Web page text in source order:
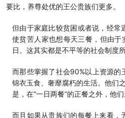
要比，养尊处优的王公贵族们更多。
但由于家庭比较贫困或者说，经常
使贫苦人家也想每天三餐，但由于
日。这其实都是不平等的社会制度
而那些掌握了社会90%以上资源的
锦衣玉食、奢靡腐朽的生活。他们
是，在“一日两餐”的正餐之外，他
而且如果从贵族们的每餐上来看，